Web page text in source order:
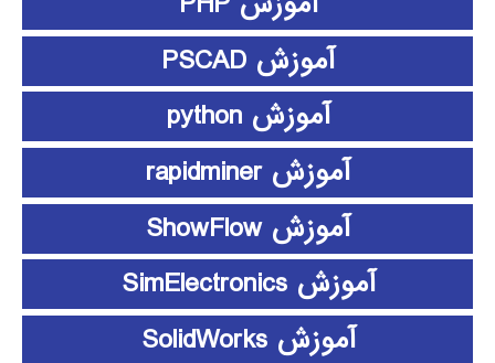
آموزش PSCAD
آموزش python
آموزش rapidminer
آموزش ShowFlow
آموزش SimElectronics
آموزش SolidWorks